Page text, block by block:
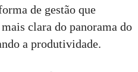
de gestão que
clara do panorama do
a produtividade.